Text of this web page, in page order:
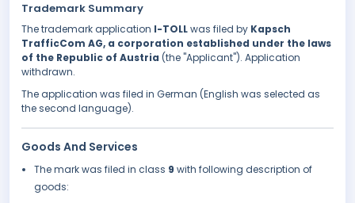
Trademark Summary
The trademark application I-TOLLwas filed by Kapsch
TrafficCom AG, a corporation established under the laws
of the Republic of Austria (the "Applicant"). Application
withdrawn.
The application was filed in German (English was selected as
the second language).
Goods And Services
The mark was filed in class 9 with following description of
goods: